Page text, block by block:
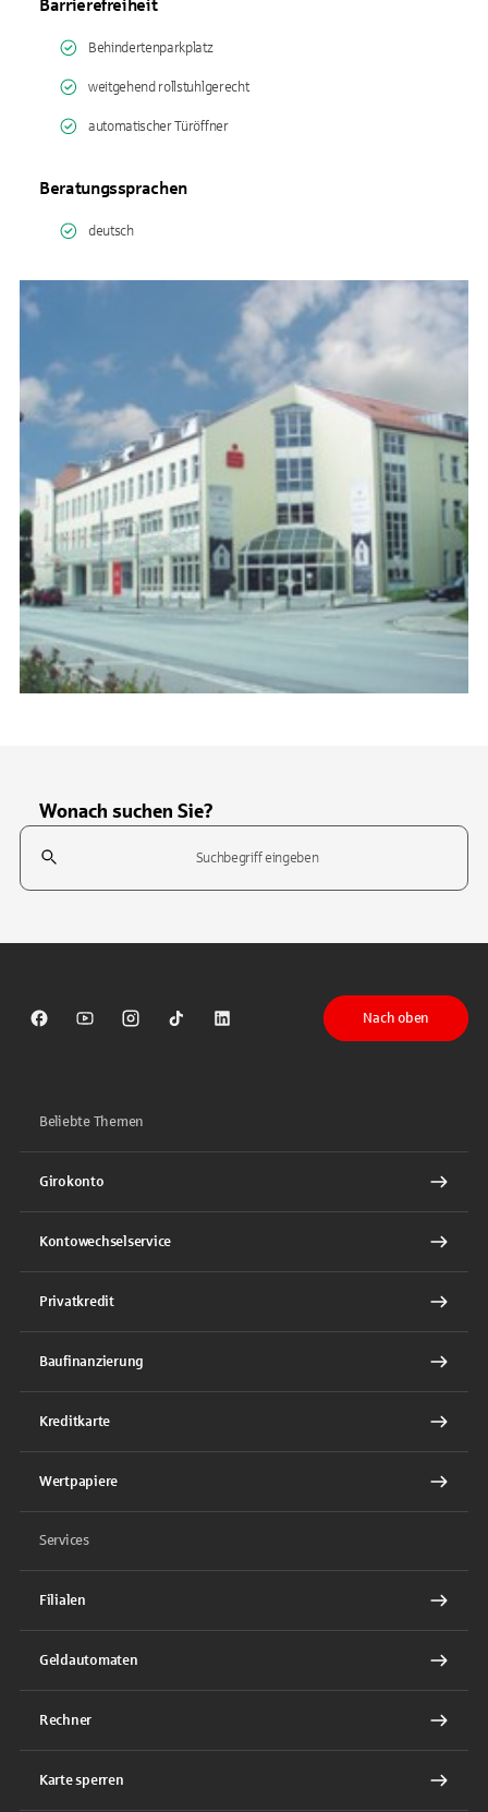
Barrierefreiheit
Behindertenparkplatz
weitgehend rollstuhlgerecht
automatischer Türöffner
Beratungssprachen
deutsch
Wonach suchen Sie?
Suchfeld
Sparkasse auf Facebook
Sparkasse auf Youtube
Sparkasse auf Instagram
Sparkasse auf TikTok
Sparkasse auf LinkedIn
Nach oben
Beliebte Themen
Girokonto
Kontowechselservice
Privatkredit
Baufinanzierung
Kreditkarte
Wertpapiere
Services
Filialen
Geldautomaten
Rechner
Karte sperren